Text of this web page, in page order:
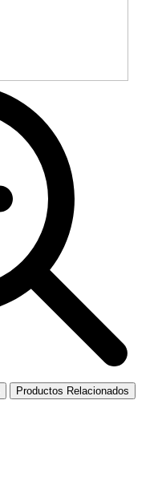
Productos Relacionados